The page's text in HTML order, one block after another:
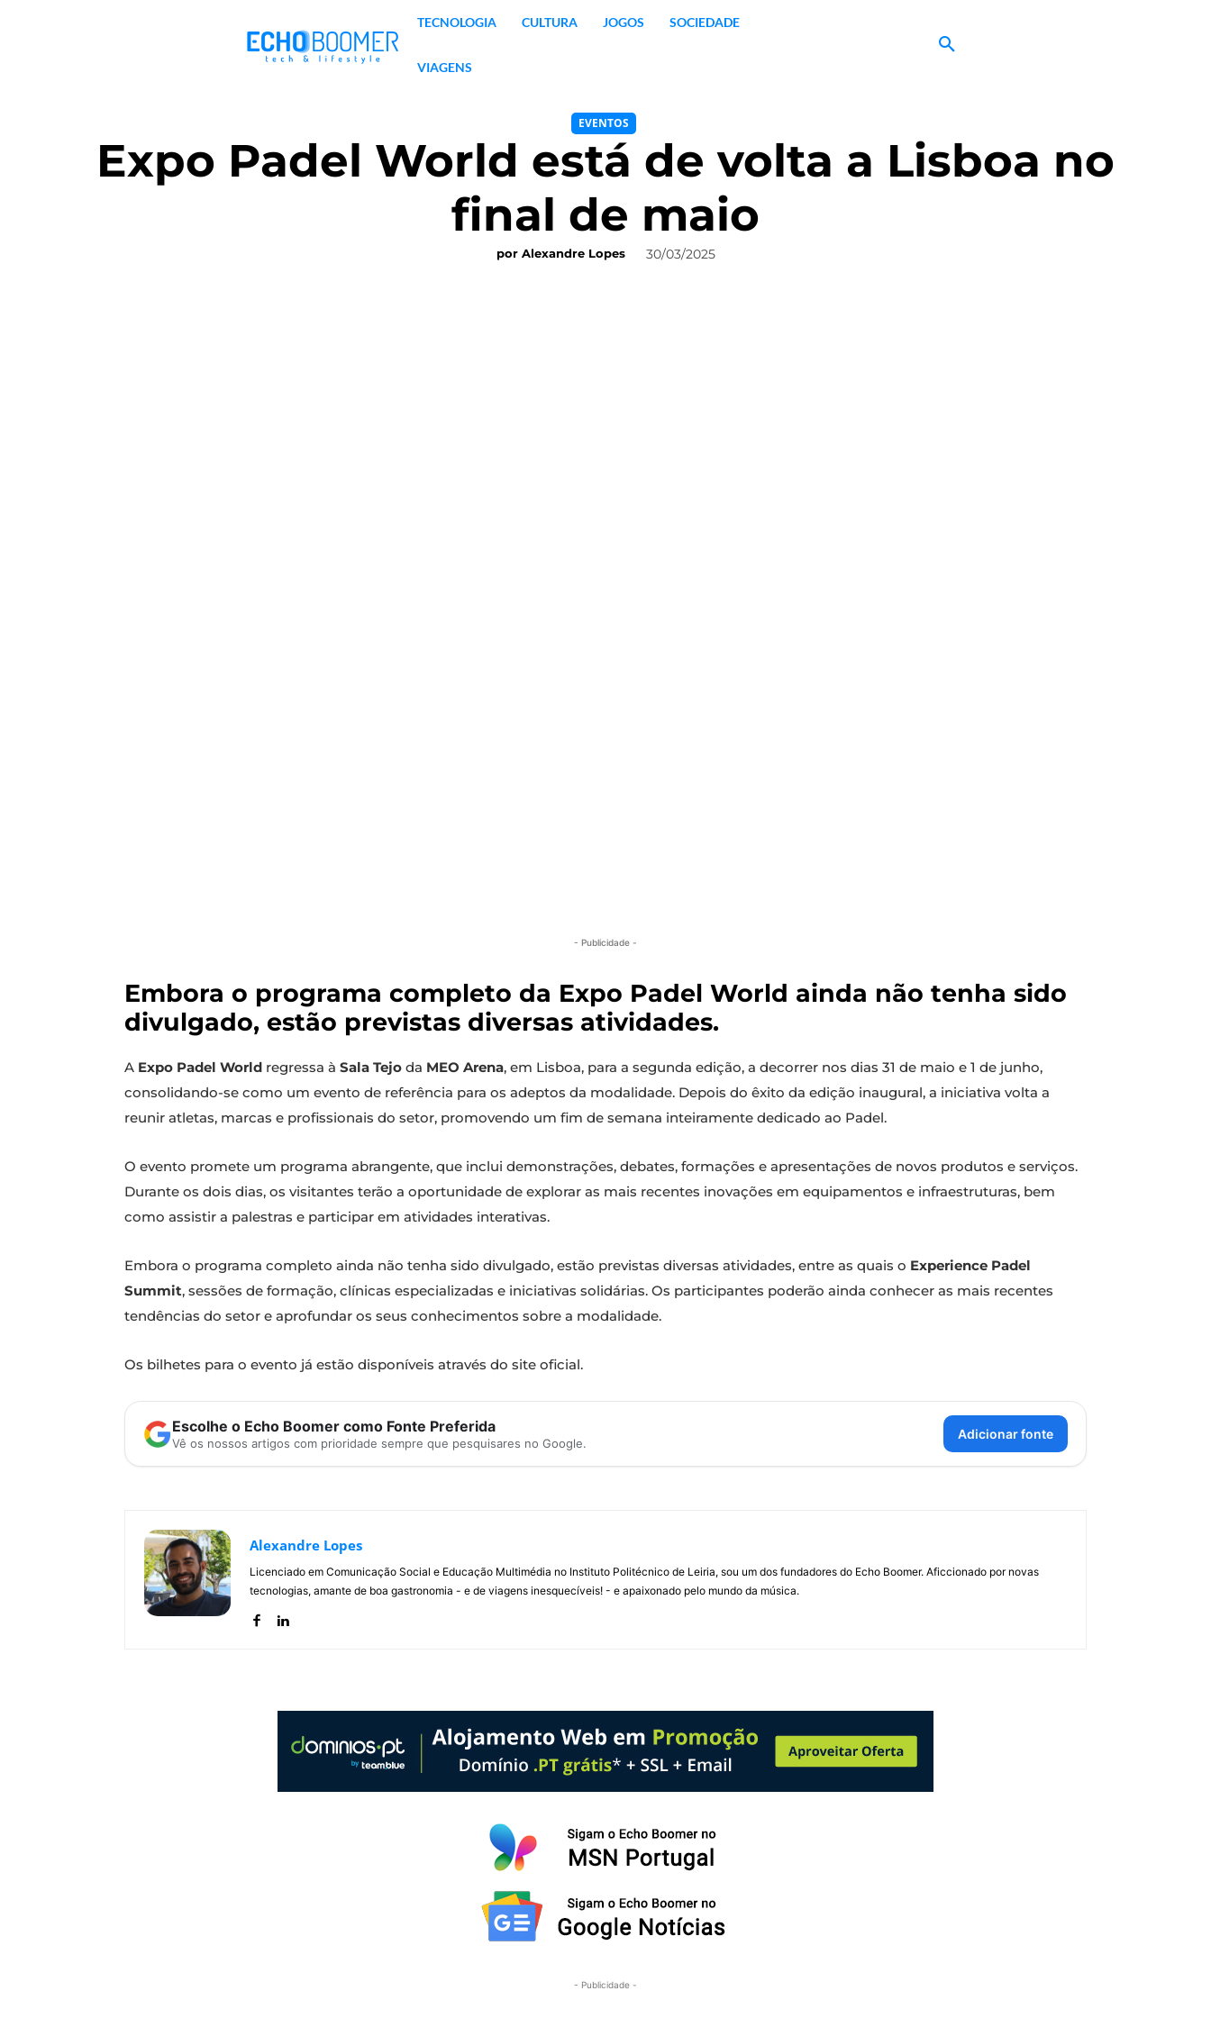
TECNOLOGIA CULTURA JOGOS SOCIEDADE
VIAGENS
EVENTOS
Expo Padel World está de volta a Lisboa no
final de maio
por Alexandre Lopes 30/03/2025
- Publicidade -
Embora o programa completo da Expo Padel World ainda não tenha sido
divulgado, estão previstas diversas atividades.
A Expo Padel World regressa à Sala Tejo da MEO Arena, em Lisboa, para a segunda edição, a decorrer nos dias 31 de maio e 1 de junho,
consolidando-se como um evento de referência para os adeptos da modalidade. Depois do êxito da edição inaugural, a iniciativa volta a
reunir atletas, marcas e profissionais do setor, promovendo um fim de semana inteiramente dedicado ao Padel.
O evento promete um programa abrangente, que inclui demonstrações, debates, formações e apresentações de novos produtos e serviços.
Durante os dois dias, os visitantes terão a oportunidade de explorar as mais recentes inovações em equipamentos e infraestruturas, bem
como assistir a palestras e participar em atividades interativas.
Embora o programa completo ainda não tenha sido divulgado, estão previstas diversas atividades, entre as quais o Experience Padel
Summit, sessões de formação, clínicas especializadas e iniciativas solidárias. Os participantes poderão ainda conhecer as mais recentes
tendências do setor e aprofundar os seus conhecimentos sobre a modalidade.
Os bilhetes para o evento já estão disponíveis através do site oficial.
Escolhe o Echo Boomer como Fonte Preferida
Vê os nossos artigos com prioridade sempre que pesquisares no Google.
Adicionar fonte
Alexandre Lopes
Licenciado em Comunicação Social e Educação Multimédia no Instituto Politécnico de Leiria, sou um dos fundadores do Echo Boomer. Aficcionado por novas
tecnologias, amante de boa gastronomia - e de viagens inesquecíveis! - e apaixonado pelo mundo da música.
- Publicidade -